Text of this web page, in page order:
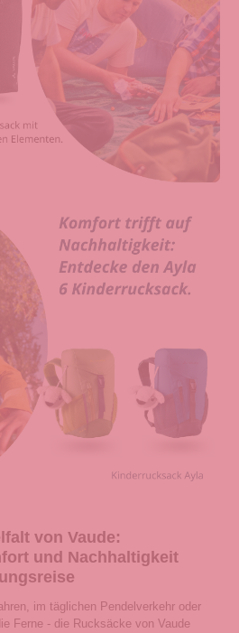
von Vaude:
und Nachhaltigkeit
im täglichen Pendelverkehr oder
Ferne - die Rucksäcke von Vaude